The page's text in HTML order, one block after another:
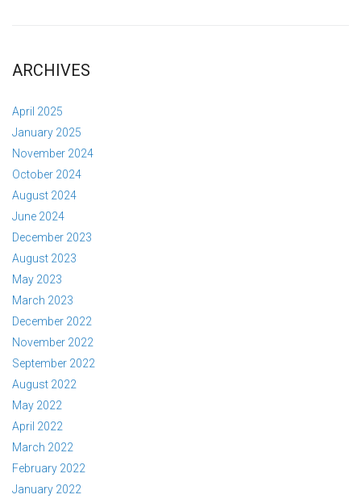
ARCHIVES
April 2025
January 2025
November 2024
October 2024
August 2024
June 2024
December 2023
August 2023
May 2023
March 2023
December 2022
November 2022
September 2022
August 2022
May 2022
April 2022
March 2022
February 2022
January 2022